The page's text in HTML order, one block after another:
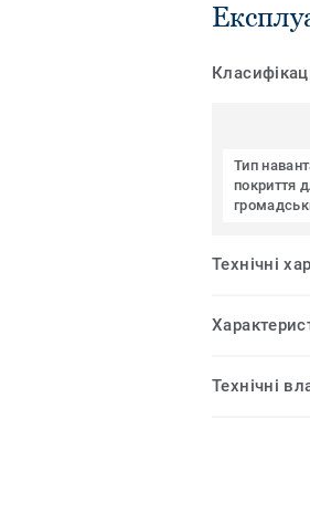
Тип
покриття
Технічні
Технічні